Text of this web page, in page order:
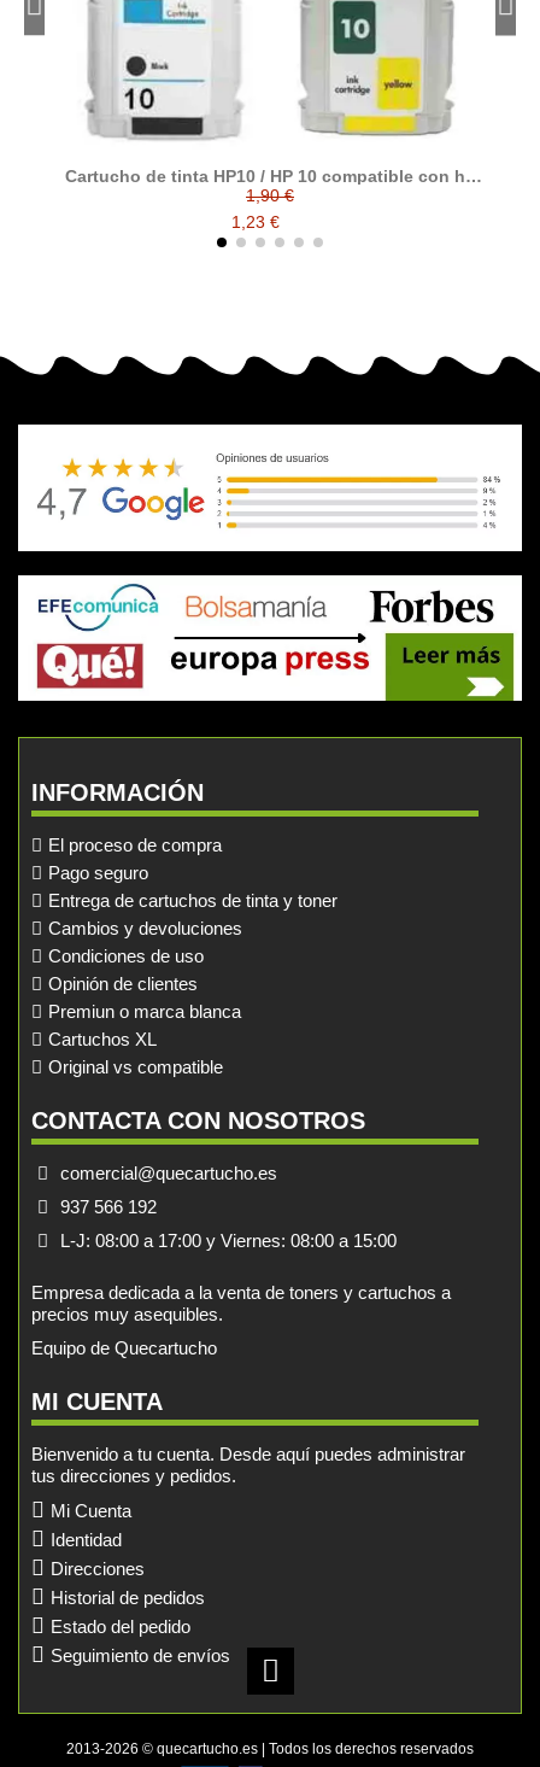
Cartucho de tinta HP10 / HP 10 compatible con hp
C4844A / C4841A / C4842A / C4843A
1,90 €
1,23 €
INFORMACIÓN
El proceso de compra
Pago seguro
Entrega de cartuchos de tinta y toner
Cambios y devoluciones
Condiciones de uso
Opinión de clientes
Premiun o marca blanca
Cartuchos XL
Original vs compatible
CONTACTA CON NOSOTROS
comercial@quecartucho.es
937 566 192
L-J: 08:00 a 17:00 y Viernes: 08:00 a 15:00
Empresa dedicada a la venta de toners y cartuchos a
precios muy asequibles.
Equipo de Quecartucho
MI CUENTA
Bienvenido a tu cuenta. Desde aquí puedes administrar
tus direcciones y pedidos.
Mi Cuenta
Identidad
Direcciones
Historial de pedidos
Estado del pedido
Seguimiento de envíos
2013-2026 © quecartucho.es | Todos los derechos reservados